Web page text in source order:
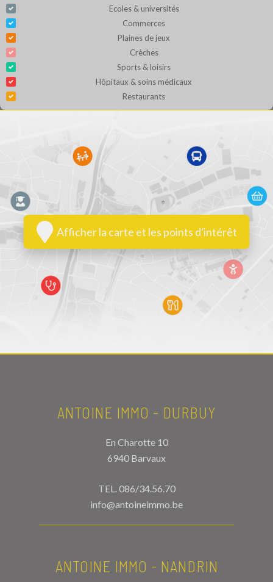
Ecoles & universités
Commerces
Plaines de jeux
Crèches
Sports & loisirs
Hôpitaux & soins médicaux
Restaurants
Afficher la carte et les points d'intérêt
ANTOINE IMMO - DURBUY
En Charotte 10
6940 Barvaux
TEL.086/34.56.70
info@antoineimmo.be
ANTOINE IMMO - NANDRIN